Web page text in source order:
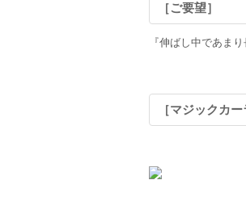
［ご要望］
『伸ばし中であま
［マジックカー